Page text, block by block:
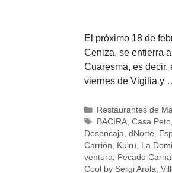
El próximo 18 de
Ceniza, se entierra
Cuaresma, es decir,
viernes de Vigilia y
Restaurantes de
BACIRA ,Casa Peto
Desencaja dNorte
Carrión
Küiru La
ventura
Pecado Carnal
Cool by Sergi Arola